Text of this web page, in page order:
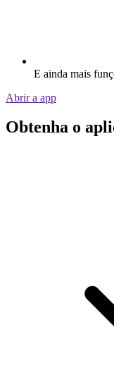
E ainda mais
Abrir a app
Obtenha o